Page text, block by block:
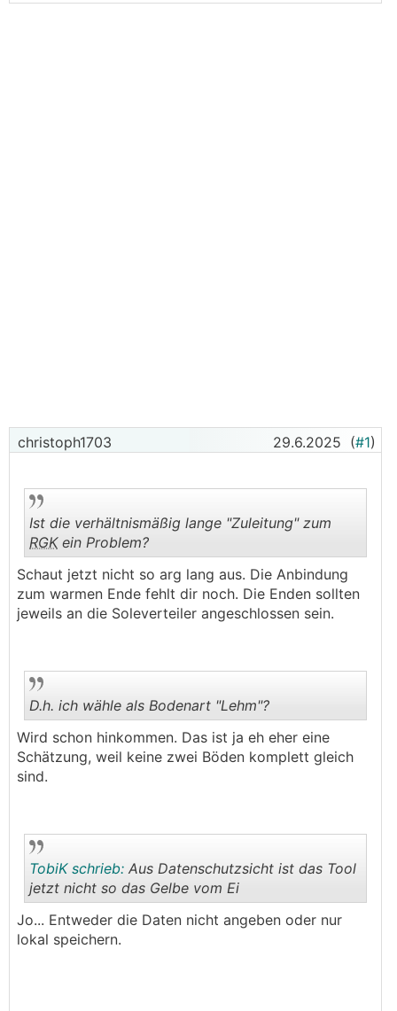
christoph1703 29.6.2025 (#1)
.
Ist die verhältnismäßig lange "Zuleitung" zum
RGKein Problem?
Schaut jetzt nicht so arg lang aus. Die Anbindung
zum warmen Ende fehlt dir noch. Die Enden sollten
jeweils an die Soleverteiler angeschlossen sein.
D.h. ich wähle als Bodenart "Lehm"?
Wird schon hinkommen. Das ist ja eh eher eine
Schätzung, weil keine zwei Böden komplett gleich
sind.
TobiK schrieb: Aus Datenschutzsicht ist das Tool
jetzt nicht so das Gelbe vom Ei
Jo... Entweder die Daten nicht angeben oder nur
lokal speichern.